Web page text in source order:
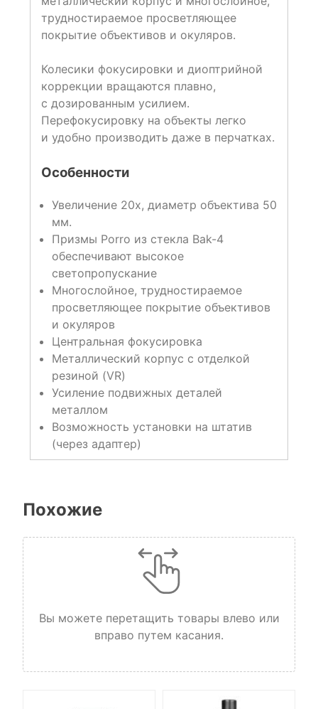
трудностираемое просветляющее
покрытие объективов и окуляров.
Колесики фокусировки и диоптрийной
коррекции вращаются плавно,
с дозированным усилием.
Перефокусировку на объекты легко
и удобно производить даже в перчатках.
Особенности
Увеличение 20х, диаметр объектива 50
мм.
Призмы Porro из стекла Bak-4
обеспечивают высокое
светопропускание
Многослойное, трудностираемое
просветляющее покрытие объективов
и окуляров
Центральная фокусировка
Металлический корпус с отделкой
резиной (VR)
Усиление подвижных деталей
металлом
Возможность установки на штатив
(через адаптер)
Похожие
Вы можете перетащить товары влево или
вправо путем касания.